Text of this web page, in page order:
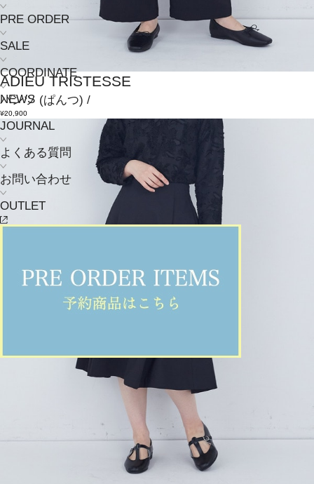
PRE ORDER
SALE
COORDINATE
NEWS
JOURNAL
よくある質問
お問い合わせ
OUTLET
ADIEU TRISTESSE
パンツ (ぱんつ) /
¥20,900